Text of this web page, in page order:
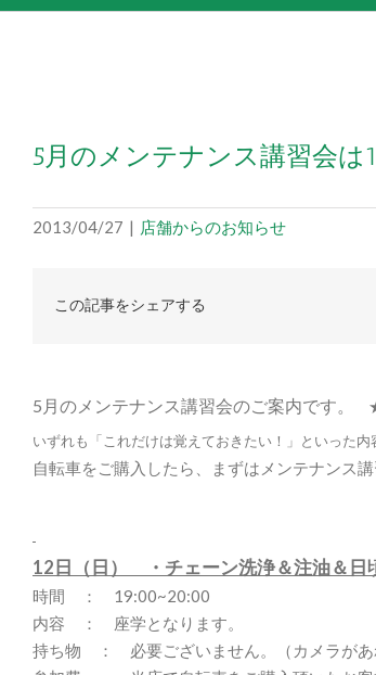
5月のメンテナンス講習会は
2013/04/27 | 店舗からのお知らせ
この記事をシェアする
5月のメンテナンス講習会のご案内です。
いずれも「これだけは覚えておきたい！」といった内
自転車をご購入したら、まずはメンテナンス
12日（日） ・チェーン洗浄＆注油＆日
時間 ： 19:00~20:00
内容 ： 座学となります。
持ち物 ： 必要ございません。（カメラがあ